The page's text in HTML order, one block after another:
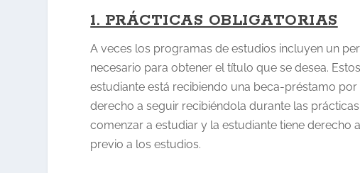
1. PRÁCTICAS OBLIGATORIAS
A veces los programas de estudios incluyen un
necesario para obtener el título que se desea.
estudiante está recibiendo una beca-préstamo por
derecho a seguir recibiéndola durante las
comenzar a estudiar y la estudiante tiene
previo a los estudios.